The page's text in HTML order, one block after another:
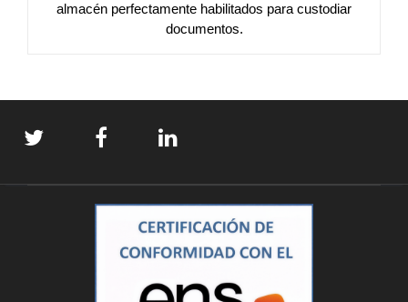
almacén perfectamente habilitados para custodiar
documentos.